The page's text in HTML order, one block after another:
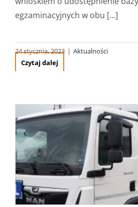
egzaminacyjnych w obu [...]
24 stycznia, 2023 | Aktualności
Czytaj dalej